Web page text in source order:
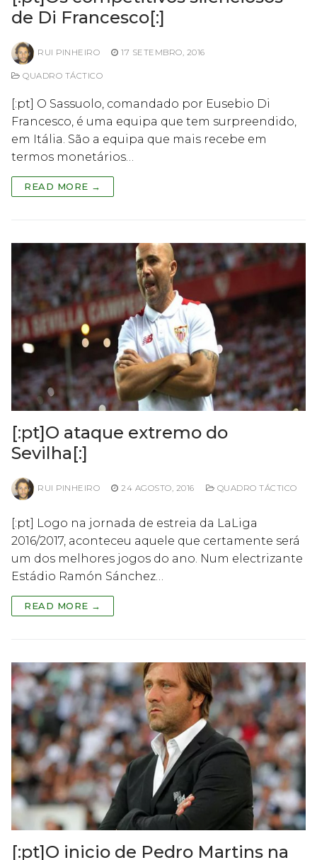
de Di Francesco[:]
RUI PINHEIRO 17 SETEMBRO, 2016
QUADRO TÁCTICO
[:pt] O Sassuolo, comandado por Eusebio Di
Francesco, é uma equipa que tem surpreendido,
em Itália. São a equipa que mais recebe em
termos monetários…
READ MORE →
[:pt]O ataque extremo do
Sevilha[:]
RUI PINHEIRO 24 AGOSTO, 2016 QUADRO TÁCTICO
[:pt] Logo na jornada de estreia da LaLiga
2016/2017, aconteceu aquele que certamente será
um dos melhores jogos do ano. Num electrizante
Estádio Ramón Sánchez…
READ MORE →
[:pt]O inicio de Pedro Martins na